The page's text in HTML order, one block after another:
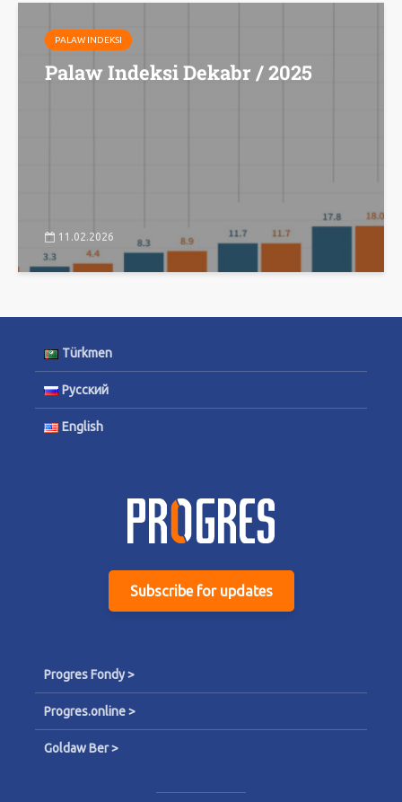
PALAW INDEKSI
Palaw Indeksi Dekabr / 2025
11.02.2026
Türkmen
Русский
English
Subscribe for updates
Progres Fondy >
Progres.online >
Goldaw Ber >